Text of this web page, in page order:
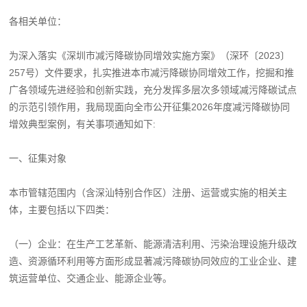
各相关单位：
为深入落实《深圳市减污降碳协同增效实施方案》（深环〔2023〕
257号）文件要求，扎实推进本市减污降碳协同增效工作，挖掘和推
广各领域先进经验和创新实践，充分发挥多层次多领域减污降碳试点
的示范引领作用，我局现面向全市公开征集2026年度减污降碳协同
增效典型案例，有关事项通知如下:
一、征集对象
本市管辖范围内（含深汕特别合作区）注册、运营或实施的相关主
体，主要包括以下四类：
（一）企业：在生产工艺革新、能源清洁利用、污染治理设施升级改
造、资源循环利用等方面形成显著减污降碳协同效应的工业企业、建
筑运营单位、交通企业、能源企业等。